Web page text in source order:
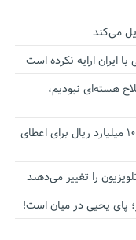
می‌کند
ایران ارایه نکرده است
هسته‌ای نبودیم،
آستانه الزام به دریافت صورت های مالی به ۱۰۰ میلیارد ریال برای اعطای
را تغییر می‌دهند
پای یحیی در میان است!